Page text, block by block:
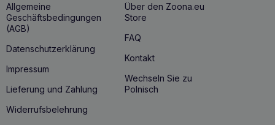
Allgemeine
Geschäftsbedingungen
(AGB)
Datenschutzerklärung
Impressum
Lieferung und Zahlung
Widerrufsbelehrung
Über den Zoona.eu
Store
FAQ
Kontakt
Wechseln Sie zu
Polnisch